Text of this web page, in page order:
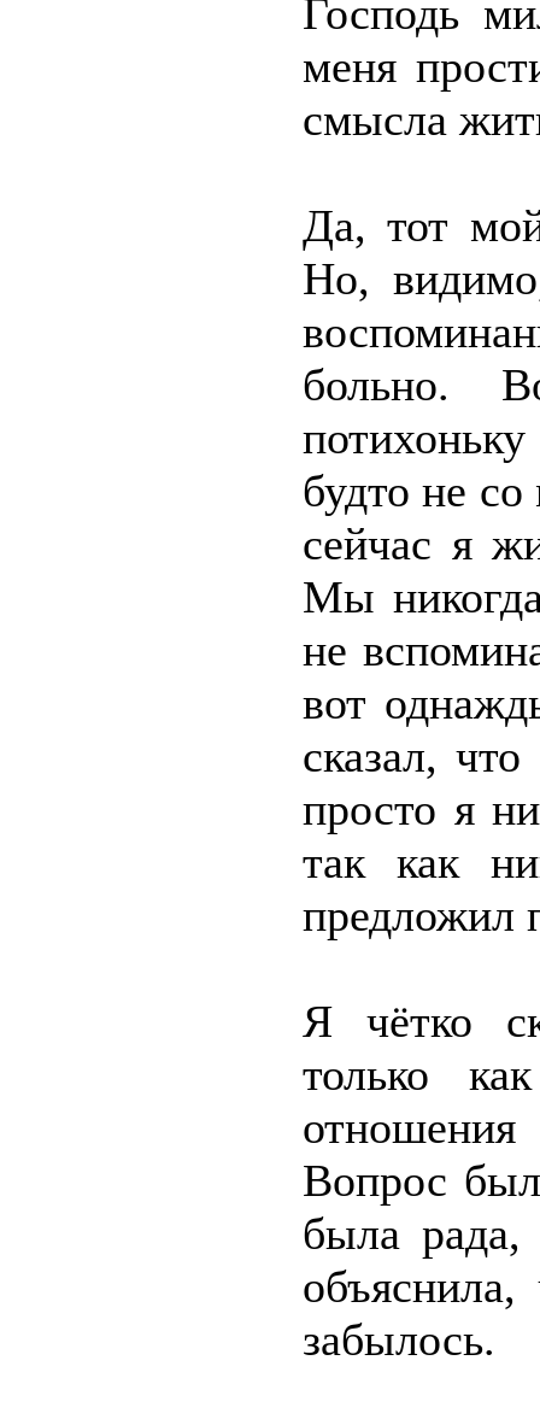
Господь
меня
смысла
Да, тот
Но,
больно.
будто не
сейчас я
Мы
не
вот
сказал,
просто я
так как
предложил
Я чётко
только
Вопрос
была
забылось.